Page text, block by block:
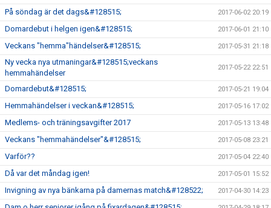
På söndag är det dags&#128515; 2017-06-02 20:19
Domardebut i helgen igen&#128515; 2017-06-01 21:10
Veckans "hemma"händelser&#128515; 2017-05-31 21:18
Ny vecka nya utmaningar&#128515;veckans
hemmahändelser
2017-05-22 22:51
Domardebut&#128515; 2017-05-21 19:04
Hemmahändelser i veckan&#128515; 2017-05-16 17:02
Medlems- och träningsavgifter 2017 2017-05-13 13:48
Veckans "hemmahändelser"&#128515; 2017-05-08 23:21
Varför?? 2017-05-04 22:40
Då var det måndag igen! 2017-05-01 15:52
Invigning av nya bänkarna på damernas match&#128522; 2017-04-30 14:23